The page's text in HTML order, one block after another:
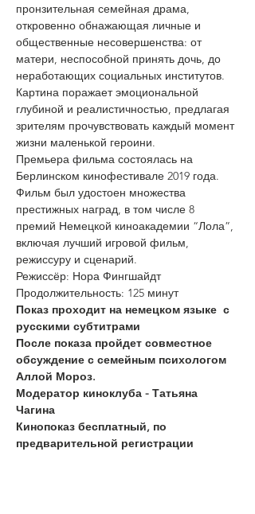
пронзительная семейная драма,
откровенно обнажающая личные и
общественные несовершенства: от
матери, неспособной принять дочь, до
неработающих социальных институтов.
Картина поражает эмоциональной
глубиной и реалистичностью, предлагая
зрителям прочувствовать каждый момент
жизни маленькой героини.
Премьера фильма состоялась на
Берлинском кинофестивале 2019 года.
Фильм был удостоен множества
престижных наград, в том числе 8
премий Немецкой киноакадемии “Лола”,
включая лучший игровой фильм,
режиссуру и сценарий.
Режиссёр: Нора Фингшайдт
Продолжительность: 125 минут
Показ проходит на немецком языке  с
русскими субтитрами
После показа пройдет совместное
обсуждение с семейным психологом
Аллой Мороз.
Модератор киноклуба - Татьяна
Чагина
Кинопоказ бесплатный, по
предварительной регистрации